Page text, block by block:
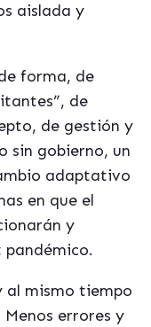
aislada y
forma, de
de
de gestión y
sin gobierno, un
adaptativo
en que el
y
al mismo tiempo
errores y